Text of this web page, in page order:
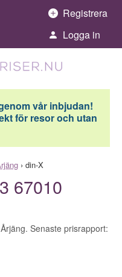
Registrera
Logga in
vår inbjudan!
för resor och utan
› din-X
67010
Senaste prisrapport: